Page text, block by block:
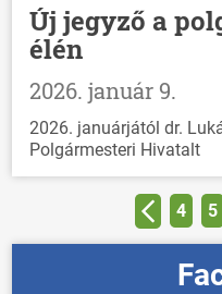
Új jegyző a
élén
2026. január 9.
2026. januárjától dr.
Polgármesteri Hivatalt
4 5